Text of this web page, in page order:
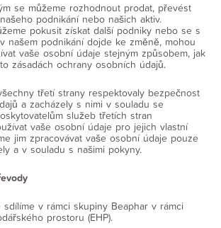
se můžeme rozhodnout prodat, převést
podnikání nebo našich aktiv.
pokusit získat další podniky nebo se s
našem podnikání dojde ke změně, mohou
vaše osobní údaje stejným způsobem, jak
zásadách ochrany osobních údajů.
třetí strany respektovaly bezpečnost
a zacházely s nimi v souladu se
služeb třetích stran
vaše osobní údaje pro jejich vlastní
jim zpracovávat vaše osobní údaje pouze
a v souladu s našimi pokyny.
v rámci skupiny Beaphar v rámci
prostoru (EHP).